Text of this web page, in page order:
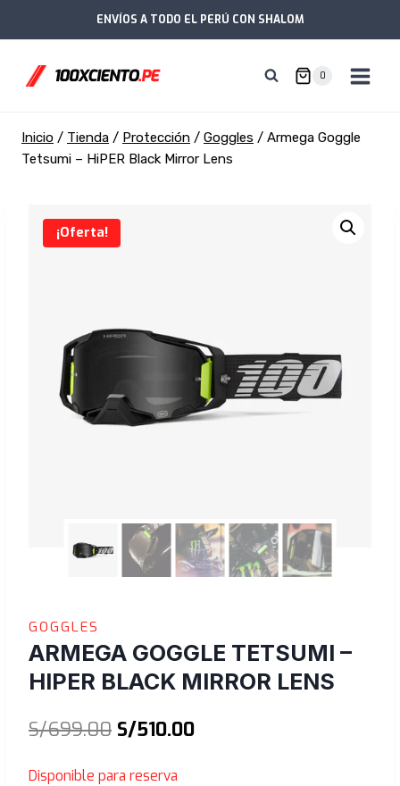
al
ENVÍOS A TODO EL PERÚ CON SHALOM
0
Inicio / Tienda / Protección / Goggles / Armega Goggle
Tetsumi – HiPER Black Mirror Lens
¡Oferta!
GOGGLES
ARMEGA GOGGLE TETSUMI –
HIPER BLACK MIRROR LENS
S/699.00 El
S/510.00El
Disponible para reserva